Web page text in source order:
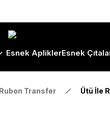
Esnek ApliklerEsnek
Transfer Ütü İle